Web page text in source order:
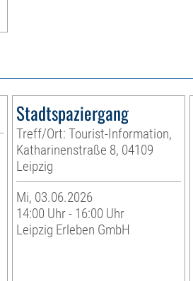
Stadtspaziergang
Treff/Ort: Tourist-Information,
Katharinenstraße 8, 04109
Leipzig
Mi, 03.06.2026
14:00 Uhr - 16:00 Uhr
Leipzig Erleben GmbH